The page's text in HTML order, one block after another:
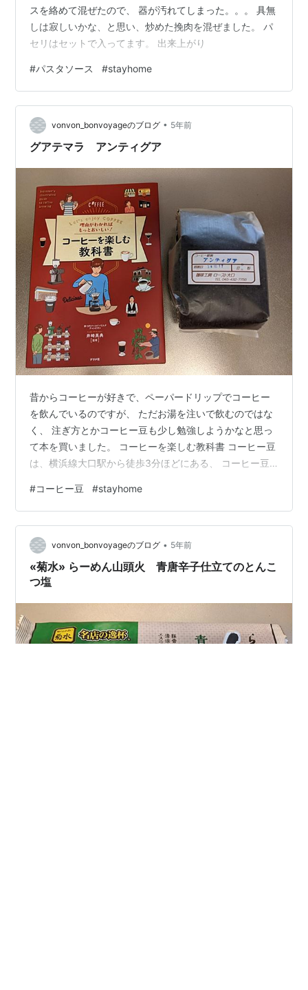
スを絡めて混ぜたので、 器が汚れてしまった。。。 具無
しは寂しいかな、と思い、炒めた挽肉を混ぜました。 パ
セリはセットで入ってます。 出来上がり
#パスタソース #stayhome
vonvon_bonvoyageのブログ • 5年前
グアテマラ アンティグア
昔からコーヒーが好きで、ペーパードリップでコーヒー
を飲んでいるのですが、 ただお湯を注いで飲むのではな
く、 注ぎ方とかコーヒー豆も少し勉強しようかなと思っ
て本を買いました。 コーヒーを楽しむ教科書 コーヒー豆
は、横浜線大口駅から徒歩3分ほどにある、 コーヒー豆
地：グアテマラ アンティグア 焙煎：フレンチロースト
価格：200g 税込1,100円 「苦いのが好きなんですが」と
相談したらオススメしてくれました。 ミネラルを含む火
山土壌が水はけがよく、コーヒー栽培に向いているとの
こと。 本に書いてある量と時間でコーヒーを淹れていた
だきました。 いつ…
#コーヒー豆 #stayhome
vonvon_bonvoyageのブログ • 5年前
«菊水» らーめん山頭火 青唐辛子仕立てのとんこ
つ塩